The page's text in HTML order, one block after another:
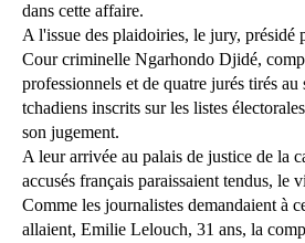
dans cette affaire.
A l'issue des plaidoiries, le jury, présidé
Cour criminelle Ngarhondo Djidé,
professionnels et de quatre jurés tirés
tchadiens inscrits sur les listes
son jugement.
A leur arrivée au palais de justice de la
accusés français paraissaient tendus, le
Comme les journalistes demandaient à
allaient, Emilie Lelouch, 31 ans, la